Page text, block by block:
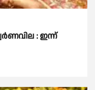
: ഇന്ന്